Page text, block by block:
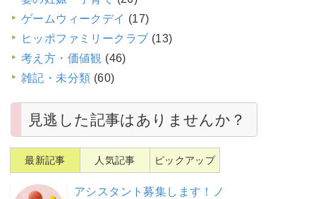
ゲームウィークデイ (17)
ヒッポファミリークラブ (13)
考え方・価値観 (46)
雑記・未分類 (60)
見逃した記事はありませんか？
最新記事 人気記事 ピックアップ
アシスタント募集します！ノ